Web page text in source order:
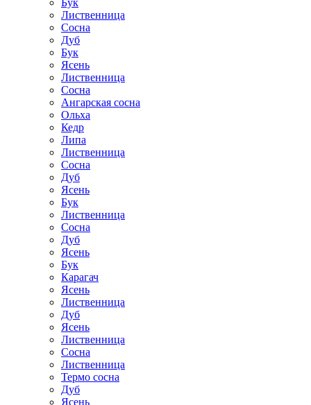
Бук
Лиственница
Сосна
Дуб
Бук
Ясень
Лиственница
Сосна
Ангарская сосна
Ольха
Кедр
Липа
Лиственница
Сосна
Дуб
Ясень
Бук
Лиственница
Сосна
Дуб
Ясень
Бук
Карагач
Ясень
Лиственница
Дуб
Ясень
Лиственница
Сосна
Лиственница
Термо сосна
Дуб
Ясень